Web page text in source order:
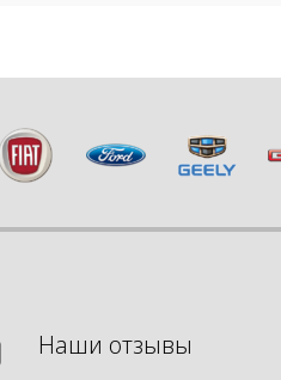
Наши отзывы